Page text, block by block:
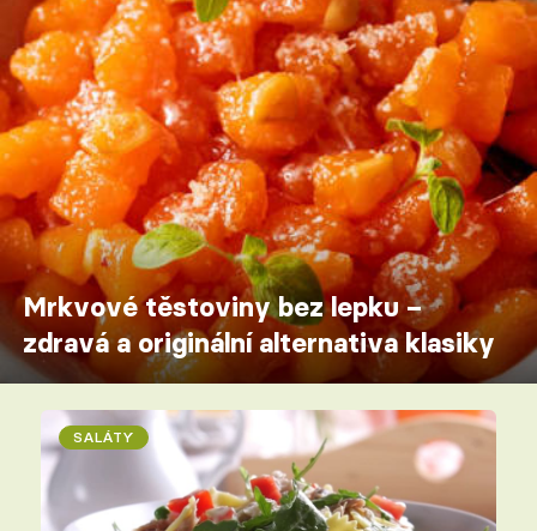
Mrkvové těstoviny bez lepku –
zdravá a originální alternativa klasiky
SALÁTY